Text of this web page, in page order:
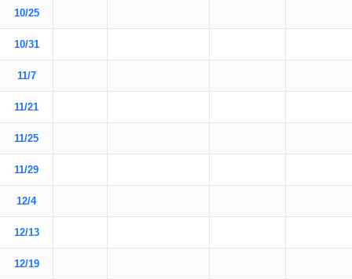
10/25
10/31
11/7
11/21
11/25
11/29
12/4
12/13
12/19